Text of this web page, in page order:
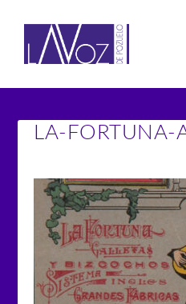
LA-FORTUNA-